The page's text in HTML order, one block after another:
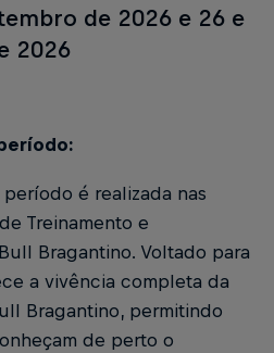
de 2026 e 26 e
2026
é realizada nas
Treinamento e
Bragantino. Voltado para
a vivência completa da
Bragantino, permitindo
de perto o